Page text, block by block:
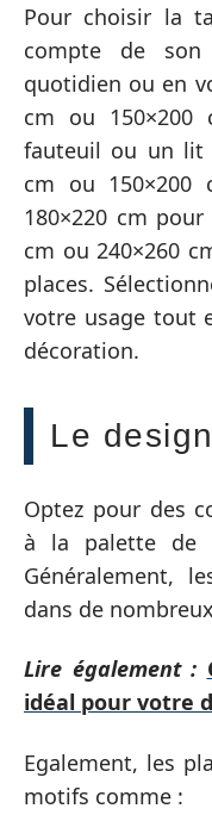
Pour choisir la
compte de
quotidien ou en
cm ou 150×200
fauteuil ou un lit
cm ou 150×200
180×220 cm
cm ou 240×260
places.
votre usage tout
décoration.
Le
Optez pour des
à la palette de
Généralement,
dans de
Lire également :
idéal pour votre
Egalement, les
motifs comme :